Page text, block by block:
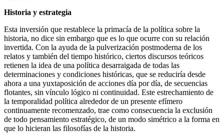
Historia y estrategia
Esta inversión que restablece la primacía de la política sobre la
historia, no dice sin embargo que es lo que ocurre con su relación
invertida. Con la ayuda de la pulverización postmoderna de los
relatos y también del tiempo histórico, ciertos discursos teóricos
retienen la idea de una política desarraigada de todas las
determinaciones y condiciones históricas, que se reduciría desde
ahora a una yuxtaposición de acciones día por día, de secuencias
flotantes, sin vínculo lógico ni continuidad. Este estrechamiento de
la temporalidad política alrededor de un presente efímero
continuamente recomenzado, trae como consecuencia la exclusión
de todo pensamiento estratégico, de un modo simétrico a la forma en
que lo hicieran las filosofías de la historia.